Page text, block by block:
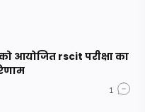
आयोजित rscit परीक्षा का